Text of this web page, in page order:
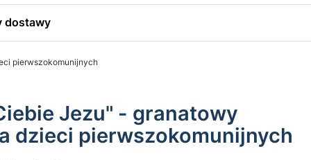
dostawy
pierwszokomunijnych
Jezu" - granatowy
dzieci pierwszokomunijnych